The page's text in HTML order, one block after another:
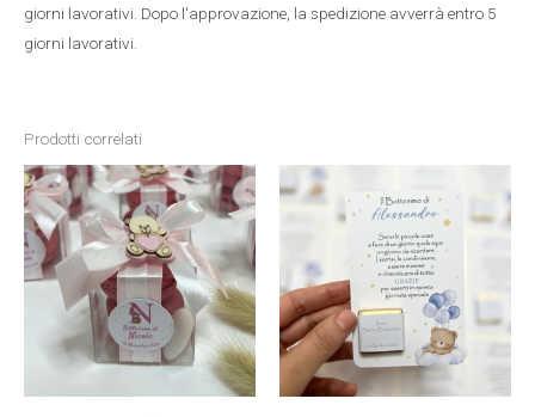
giorni lavorativi. Dopo l'approvazione, la spedizione avverrà entro 5
giorni lavorativi.
Prodotti correlati